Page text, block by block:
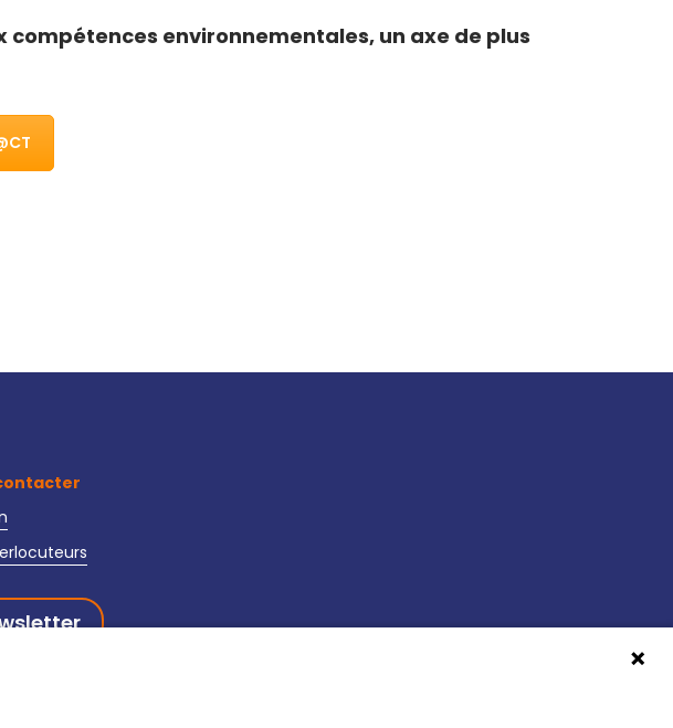
compétences environnementales, un axe de plus